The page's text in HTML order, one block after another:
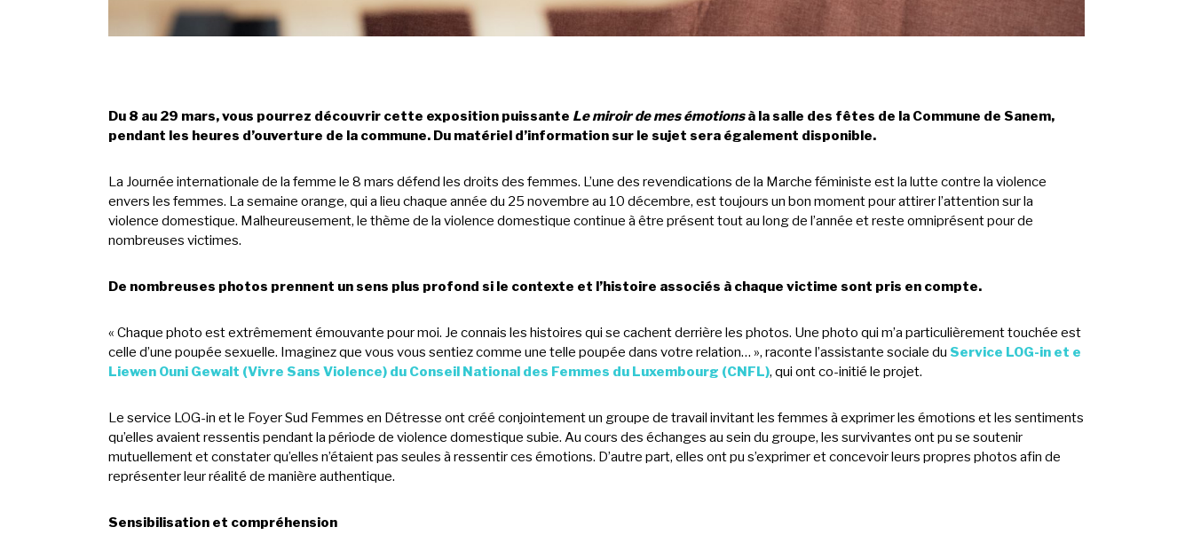
Du 8 au 29 mars, vous pourrez découvrir cette exposition puissante Le miroir de mes émotionsà la salle des fêtes de la Commune de Sanem,
pendant les heures d’ouverture de la commune. Du matériel d’information sur le sujet sera également disponible.
La Journée internationale de la femme le 8 mars défend les droits des femmes. L’une des revendications de la Marche féministe est la lutte contre la violence
envers les femmes. La semaine orange, qui a lieu chaque année du 25 novembre au 10 décembre, est toujours un bon moment pour attirer l’attention sur la
violence domestique. Malheureusement, le thème de la violence domestique continue à être présent tout au long de l’année et reste omniprésent pour de
nombreuses victimes.
De nombreuses photos prennent un sens plus profond si le contexte et l’histoire associés à chaque victime sont pris en compte.
« Chaque photo est extrêmement émouvante pour moi. Je connais les histoires qui se cachent derrière les photos. Une photo qui m’a particulièrement touchée est
celle d’une poupée sexuelle. Imaginez que vous vous sentiez comme une telle poupée dans votre relation… », raconte l’assistante sociale du Service LOG-in et e
Liewen Ouni Gewalt (Vivre Sans Violence) du Conseil National des Femmes du Luxembourg (CNFL), qui ont co-initié le projet.
Le service LOG-in et le Foyer Sud Femmes en Détresse ont créé conjointement un groupe de travail invitant les femmes à exprimer les émotions et les sentiments
qu’elles avaient ressentis pendant la période de violence domestique subie. Au cours des échanges au sein du groupe, les survivantes ont pu se soutenir
mutuellement et constater qu’elles n’étaient pas seules à ressentir ces émotions. D’autre part, elles ont pu s’exprimer et concevoir leurs propres photos afin de
représenter leur réalité de manière authentique.
Sensibilisation et compréhension